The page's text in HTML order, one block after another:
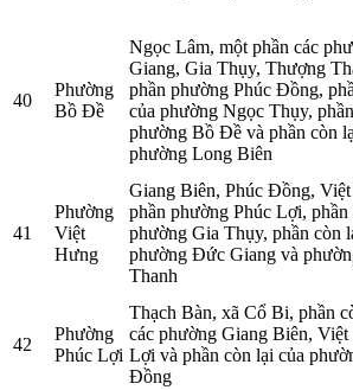
40
Phường
Bồ Đề
Ngọc Lâm, một phần các
Giang, Gia Thụy, Thượng
phần phường Phúc Đồng,
của phường Ngọc Thụy,
phường Bồ Đề và phần còn
phường Long Biên
41
Phường
Việt
Hưng
Giang Biên, Phúc Đồng,
phần phường Phúc Lợi, phần
phường Gia Thụy, phần còn
phường Đức Giang và
Thanh
42
Phường
Phúc Lợi
Thạch Bàn, xã Cổ Bi, phần
các phường Giang Biên,
Lợi và phần còn lại của
Đồng